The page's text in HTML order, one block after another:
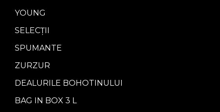
YOUNG
SELECȚII
SPUMANTE
ZURZUR
DEALURILE BOHOTINULUI
BAG IN BOX 3 L